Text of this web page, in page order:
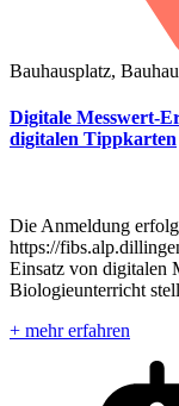
Bauhausplatz,
Digitale Messwert-
digitalen Tippkarten
Die Anmeldung
https://
Einsatz von digitalen
Biologieunterricht
+ mehr erfahren